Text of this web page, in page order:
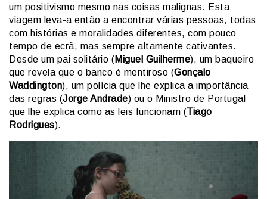
um positivismo mesmo nas coisas malignas. Esta
viagem leva-a então a encontrar várias pessoas, todas
com histórias e moralidades diferentes, com pouco
tempo de ecrã, mas sempre altamente cativantes.
Desde um pai solitário (Miguel Guilherme), um baqueiro
que revela que o banco é mentiroso (Gonçalo
Waddington), um polícia que lhe explica a importância
das regras (Jorge Andrade) ou o Ministro de Portugal
que lhe explica como as leis funcionam (Tiago
Rodrigues).